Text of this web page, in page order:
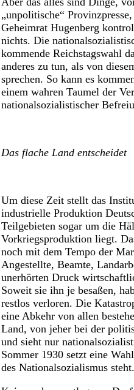
„unpolitische“
Geheimrat Hugenberg
nichts. Die
kommende Reichstagswahl
anderes zu tun, als von
sprechen. So kann es
einem wahren Taumel der
nationalsozialistischer
Das flache Land entscheidet
Um diese Zeit stellt das
industrielle Produktion
Teilgebieten sogar um die
Vorkriegsproduktion liegt.
noch mit dem Tempo der
Angestellte, Beamte,
unerhörten Druck
Soweit sie ihn je besaßen,
restlos verloren. Die
eine Abkehr von allen
Land, von jeher bei der
und sieht nur
Sommer 1930 setzt eine
des Nationalsozialismus steht.